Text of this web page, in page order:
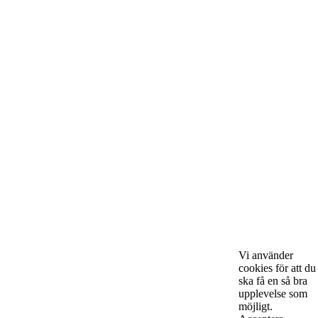
nystartade företagare i hela landet. Vi intervjuar några av
Sveriges hetaste entreprenörer, kända såväl someeeee
okända, och skriver om ämnen som intresserar och
Vi använder
cookies för att du
ska få en så bra
upplevelse som
möjligt.